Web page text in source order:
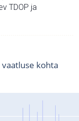
TDOP ja
kohta